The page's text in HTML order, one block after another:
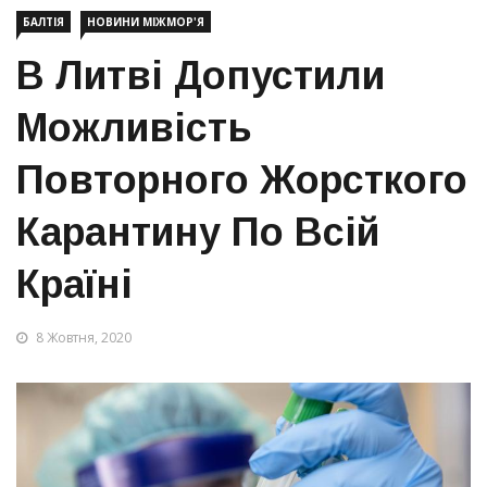
БАЛТІЯ НОВИНИ МІЖМОР'Я
В Литві Допустили
Можливість
Повторного Жорсткого
Карантину По Всій
Країні
8 Жовтня, 2020